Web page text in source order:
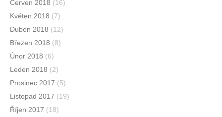
Červen 2018 (16)
Květen 2018 (7)
Duben 2018 (12)
Březen 2018 (8)
Únor 2018 (6)
Leden 2018 (2)
Prosinec 2017 (5)
Listopad 2017 (19)
Říjen 2017 (18)